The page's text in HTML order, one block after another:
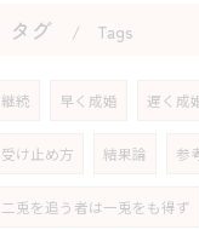
タグ Tags
継続 早く成婚 遅く成
受け止め方 結果論 参
二兎を追う者は一兎をも得ず